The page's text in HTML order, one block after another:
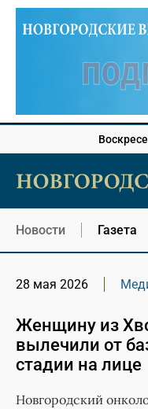
Новости Газета
28 мая 2026
Женщину из
вылечили от
стадии на лице
Новгородский